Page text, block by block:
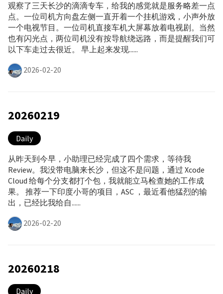
观察了三天长沙的滴滴专车，给我的感觉就是服务略差一点
点。一位司机方向盘左侧一直开着一个挂机游戏，小声外放
一个电视节目。一位司机直接车机大屏幕放着电视剧。当然
也有闪光点，两位司机没有按导航绕远路，而是提醒我们可
以下车走过去很近。 早上起来发现......
2026-02-20
20260219
Daily
从昨天到今早，小助理已经完成了四个需求，等待我
Review。我没带电脑来长沙，但这不是问题，通过 Xcode
Cloud 给每个分支都打个包，我就能立马检查她的工作成
果。 推荐一下印度小哥的项目，ASC ，最近看他猛烈的输
出，已经比我给自......
2026-02-20
20260218
Daily